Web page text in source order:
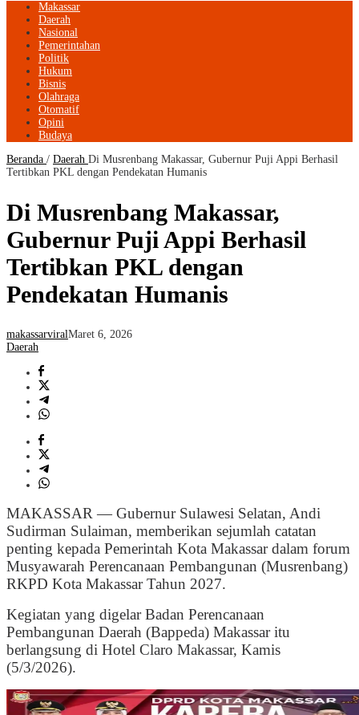
Makassar
Daerah
Nasional
Pemerintahan
Politik
Hukum
Bisnis
Olahraga
Otomatif
Opini
Budaya
Beranda / Daerah Di Musrenbang Makassar, Gubernur Puji Appi Berhasil
Tertibkan PKL dengan Pendekatan Humanis
Di Musrenbang Makassar,
Gubernur Puji Appi Berhasil
Tertibkan PKL dengan
Pendekatan Humanis
makassarviralMaret 6, 2026
Daerah
MAKASSAR — Gubernur Sulawesi Selatan, Andi
Sudirman Sulaiman, memberikan sejumlah catatan
penting kepada Pemerintah Kota Makassar dalam forum
Musyawarah Perencanaan Pembangunan (Musrenbang)
RKPD Kota Makassar Tahun 2027.
Kegiatan yang digelar Badan Perencanaan
Pembangunan Daerah (Bappeda) Makassar itu
berlangsung di Hotel Claro Makassar, Kamis
(5/3/2026).